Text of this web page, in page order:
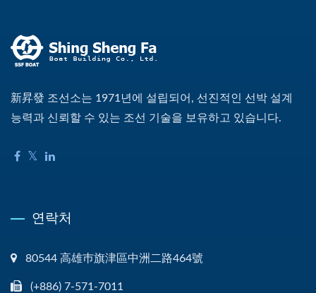
新昇發 조선소는 1971년에 설립되어, 선진적인 선박 설계
능력과 신뢰할 수 있는 조선 기술을 보유하고 있습니다.
연락처
80544 高雄巿旗津區中洲二路464號
(+886) 7-571-7011